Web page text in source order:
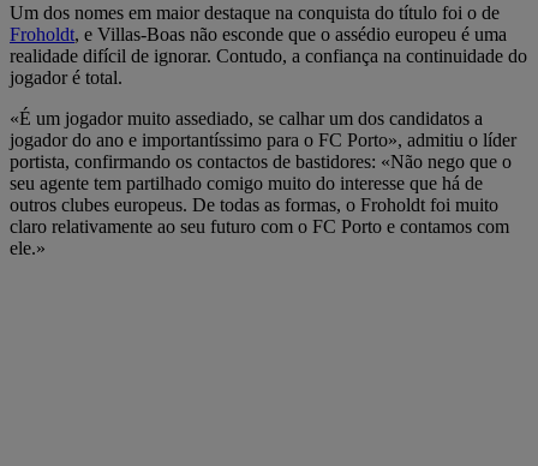
Um dos nomes em maior destaque na conquista do título foi o de
Froholdt, e Villas-Boas não esconde que o assédio europeu é uma
realidade difícil de ignorar. Contudo, a confiança na continuidade do
jogador é total.
«É um jogador muito assediado, se calhar um dos candidatos a
jogador do ano e importantíssimo para o FC Porto», admitiu o líder
portista, confirmando os contactos de bastidores: «Não nego que o
seu agente tem partilhado comigo muito do interesse que há de
outros clubes europeus. De todas as formas, o Froholdt foi muito
claro relativamente ao seu futuro com o FC Porto e contamos com
ele.»